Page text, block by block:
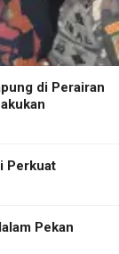
di Perairan
Perkuat
Pekan